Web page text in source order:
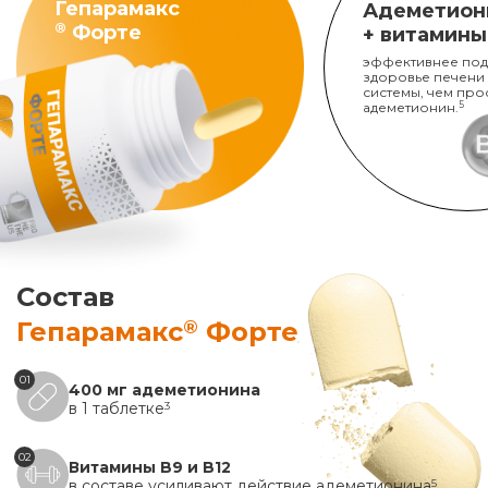
Гепарамакс
® Форте
+
эффективнее
здоровье печени
системы, чем
адеметионин. 5
Состав
Гепарамакс® Форте
01
400 мг адеметионина
в 1 таблетке3
02
Витамины B9 и B12
5